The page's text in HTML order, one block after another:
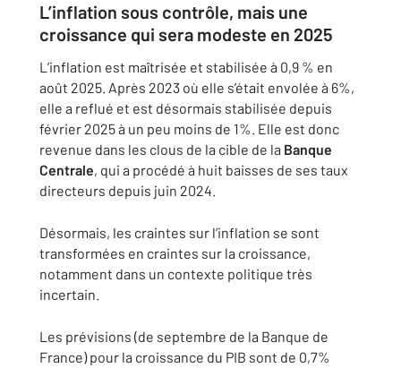
L’inflation sous contrôle, mais une
croissance qui sera modeste en 2025
L’inflation est maîtrisée et stabilisée à 0,9 % en
août 2025. Après 2023 où elle s’était envolée à 6%,
elle a reflué et est désormais stabilisée depuis
février 2025 à un peu moins de 1%. Elle est donc
revenue dans les clous de la cible de la Banque
Centrale, qui a procédé à huit baisses de ses taux
directeurs depuis juin 2024.
Désormais, les craintes sur l’inflation se sont
transformées en craintes sur la croissance,
notamment dans un contexte politique très
incertain.
Les prévisions (de septembre de la Banque de
France) pour la croissance du PIB sont de 0,7%